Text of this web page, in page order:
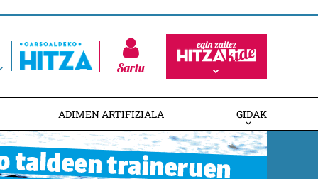
Sartu
ADIMEN ARTIFIZIALA GIDAK